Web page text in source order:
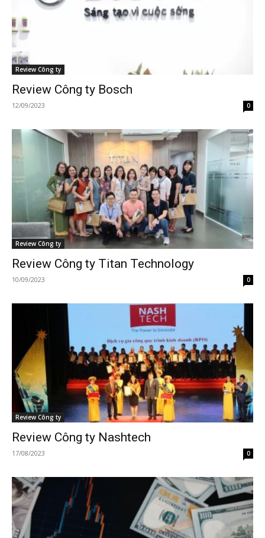
Review Công ty
Review Công ty Bosch
12/09/2023 0
Review Công ty
Review Công ty Titan Technology
10/09/2023 0
Review Công ty
Review Công ty Nashtech
17/08/2023 0